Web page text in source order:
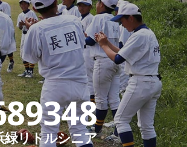
緑リトルシニア